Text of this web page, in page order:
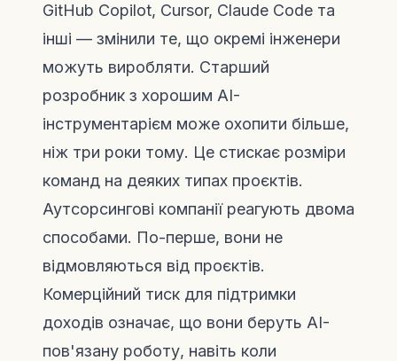
GitHub Copilot, Cursor, Claude Code та
інші — змінили те, що окремі інженери
можуть виробляти. Старший
розробник з хорошим AI-
інструментарієм може охопити більше,
ніж три роки тому. Це стискає розміри
команд на деяких типах проєктів.
Аутсорсингові компанії реагують двома
способами. По-перше, вони не
відмовляються від проєктів.
Комерційний тиск для підтримки
доходів означає, що вони беруть AI-
пов'язану роботу, навіть коли